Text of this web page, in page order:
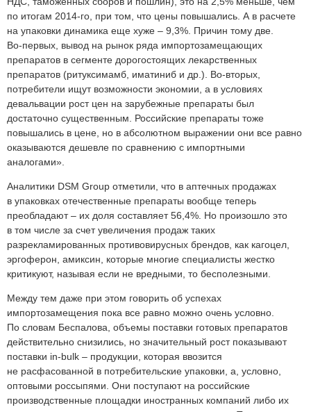
по итогам 2014‑го, при том, что цены повышались. А в расчете
на упаковки динамика еще хуже – 9,3%. Причин тому две.
Во‑первых, вывод на рынок ряда импортозамещающих
препаратов в сегменте дорогостоящих лекарственных
препаратов (ритуксимамб, иматиниб и др.). Во‑вторых,
потребители ищут возможности экономии, а в условиях
девальвации рост цен на зарубежные препараты был
достаточно существенным. Российские препараты тоже
повышались в цене, но в абсолютном выражении они все равно
оказываются дешевле по сравнению с импортными
аналогами».
Аналитики DSM Group отметили, что в аптечных продажах
в упаковках отечественные препараты вообще теперь
преобладают – их доля составляет 56,4%. Но произошло это
в том числе за счет увеличения продаж таких
разрекламированных противовирусных брендов, как кагоцел,
эргоферон, амиксин, которые многие специалисты жестко
критикуют, называя если не вредными, то бесполезными.
Между тем даже при этом говорить об успехах
импортозамещения пока все равно можно очень условно.
По словам Беспалова, объемы поставки готовых препаратов
действительно снизились, но значительный рост показывают
поставки in-bulk – продукции, которая ввозится
не расфасованной в потребительские упаковки, а, условно,
оптовыми россыпями. Они поступают на российские
производственные площадки иностранных компаний либо их